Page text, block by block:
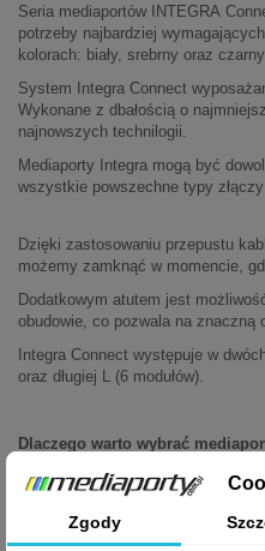
Seria mediaportów INTEGRA
potrzeby najbardziej
kolorach: biały, srebrny oraz
System Integra Connect
Wykonane z dbałością o
najnowszych technilogii.
Mediaporty Integra mogą być
wszystkie powszechne typy
Dzięki zastosowaniu przepustu
możemy zamknąć w momencie,
Dodatkowym atutem jest
obudowie, co pozwala na znaczną
Integra Connect występuje w
oraz długiej L (6 modułów).
Dlaczego warto wybrać
- mediaport zintegrowany z blatem
- mediaport wyposażony w
Zgody